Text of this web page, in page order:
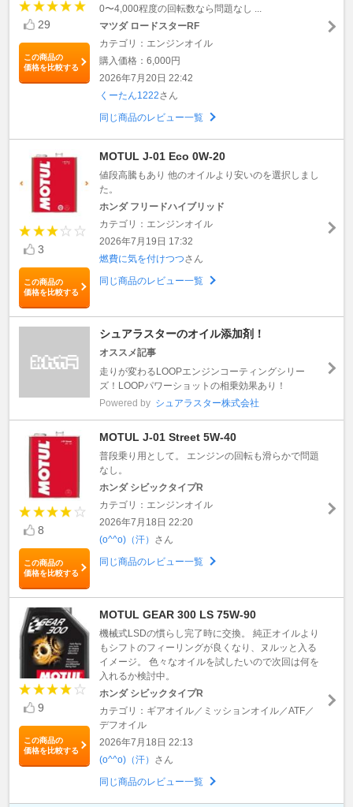
29
この商品の
価格を比較する
0〜4,000程度の回転数なら問題なし ...
マツダ ロードスターRF
カテゴリ：エンジンオイル
購入価格：6,000円
2026年7月20日 22:42
くーたん1222さん
同じ商品のレビュー一覧
3
この商品の
価格を比較する
MOTUL J-01 Eco 0W-20
値段高騰もあり 他のオイルより安いのを選択しまし
た。
ホンダ フリードハイブリッド
カテゴリ：エンジンオイル
2026年7月19日 17:32
燃費に気を付けつつさん
同じ商品のレビュー一覧
シュアラスターのオイル添加剤！
オススメ記事
走りが変わるLOOPエンジンコーティングシリー
ズ！LOOPパワーショットの相乗効果あり！
Powered by シュアラスター株式会社
8
この商品の
価格を比較する
MOTUL J-01 Street 5W-40
普段乗り用として。 エンジンの回転も滑らかで問題
なし。
ホンダ シビックタイプR
カテゴリ：エンジンオイル
2026年7月18日 22:20
(o^^o)（汗） さん
同じ商品のレビュー一覧
9
この商品の
価格を比較する
MOTUL GEAR 300 LS 75W-90
機械式LSDの慣らし完了時に交換。 純正オイルより
もシフトのフィーリングが良くなり、ヌルッと入る
イメージ。 色々なオイルを試したいので次回は何を
入れるか検討中。
ホンダ シビックタイプR
カテゴリ：ギアオイル／ミッションオイル／ATF／
デフオイル
2026年7月18日 22:13
(o^^o)（汗） さん
同じ商品のレビュー一覧